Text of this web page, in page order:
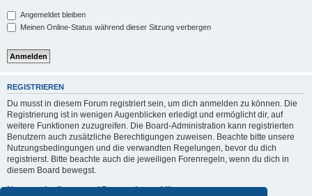
Angemeldet bleiben
Meinen Online-Status während dieser Sitzung verbergen
REGISTRIEREN
Du musst in diesem Forum registriert sein, um dich anmelden zu können. Die
Registrierung ist in wenigen Augenblicken erledigt und ermöglicht dir, auf
weitere Funktionen zuzugreifen. Die Board-Administration kann registrierten
Benutzern auch zusätzliche Berechtigungen zuweisen. Beachte bitte unsere
Nutzungsbedingungen und die verwandten Regelungen, bevor du dich
registrierst. Bitte beachte auch die jeweiligen Forenregeln, wenn du dich in
diesem Board bewegst.
Nutzungsbedingungen|Datenschutzerklärung